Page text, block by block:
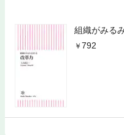
組織がみる
792